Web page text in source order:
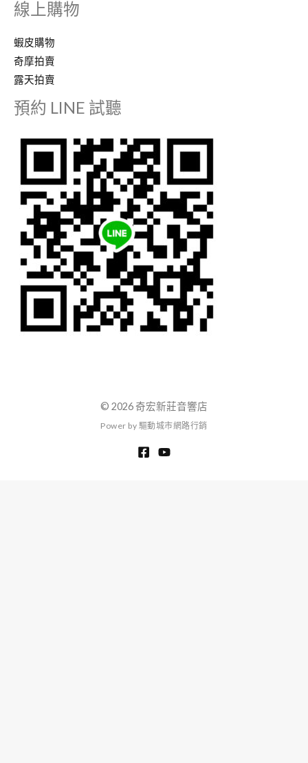
線上購物
蝦皮購物
奇摩拍賣
露天拍賣
預約 LINE 試聽
© 2026 奇宏新莊音響店
Power by 驅動城市網路行銷